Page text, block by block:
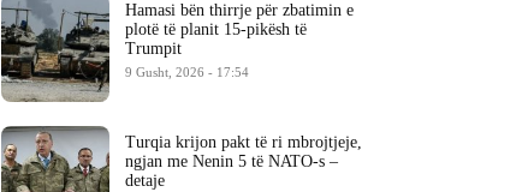
Hamasi bën thirrje për zbatimin e
plotë të planit 15-pikësh të
Trumpit
9 Gusht, 2026 - 17:54
Turqia krijon pakt të ri mbrojtjeje,
ngjan me Nenin 5 të NATO-s –
detaje